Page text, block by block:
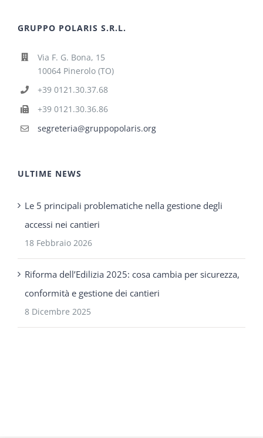
GRUPPO POLARIS S.R.L.
Via F. G. Bona, 15
10064 Pinerolo (TO)
+39 0121.30.37.68
+39 0121.30.36.86
segreteria@gruppopolaris.org
ULTIME NEWS
Le 5 principali problematiche nella gestione degli
accessi nei cantieri
18 Febbraio 2026
Riforma dell’Edilizia 2025: cosa cambia per sicurezza,
conformità e gestione dei cantieri
8 Dicembre 2025